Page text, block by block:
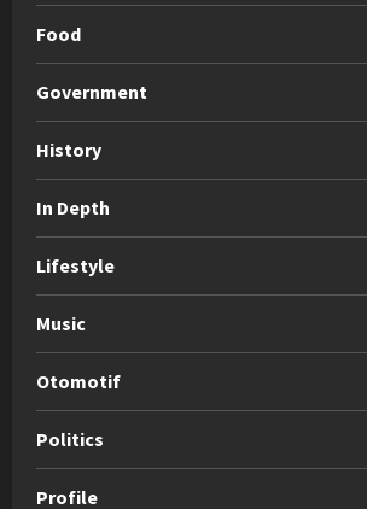
Food
Government
History
In Depth
Lifestyle
Music
Otomotif
Politics
Profile